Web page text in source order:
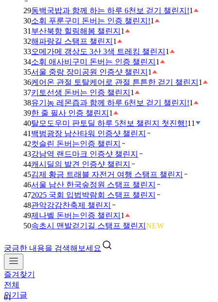
29동백국밥과 함께 하는 하루 6천보 걷기 챌린지!1
30소휘 푸룬구미 돈버는 인증 챌린지!1
31 부산북항 힐링해봄 챌린지 1
32해파랑길 스탬프 챌린지 1
33오메가메 갱상도 3산 3색 트레킹 챌린지 1
34소휘 애사비구미 돈버는 인증 챌린지 1
35서울 중랑 장미공원 인증샷 챌린지 1
36케어온 관절 토탈케어로 관절 튼튼한 걷기 챌린지 1
37키토선생 돈버는 인증 챌린지 1
38유기농 레몬즙과 함께 하루 6천보 걷기 챌린지!1
39한 줄 필사 인증 챌린지 1
40탈모도우미 판토딜 하루 5천보 챌린지 첫진행!11
41 백범광장 남산타워 인증샷 챌린지
42컷슬린 돈버는인증 챌린지
43강남역 랜드마크 인증샷 챌린지
44캐시딜의 발견 인증샷 챌린지
45김제 황금 트래블 자전거 여행 스탬프 챌린지
46서울 남산 한국숲정원 스탬프 챌린지
472025 국회 입법박람회 스탬프 챌린지
48관악강감찬축제 챌린지
49제나벨 돈버는인증 챌린지 1
50속초시 맨발걷기길 스탬프 챌린지 NEW
궁금한 내용을 검색해보세요
즐겨찾기
전체
인기글
01